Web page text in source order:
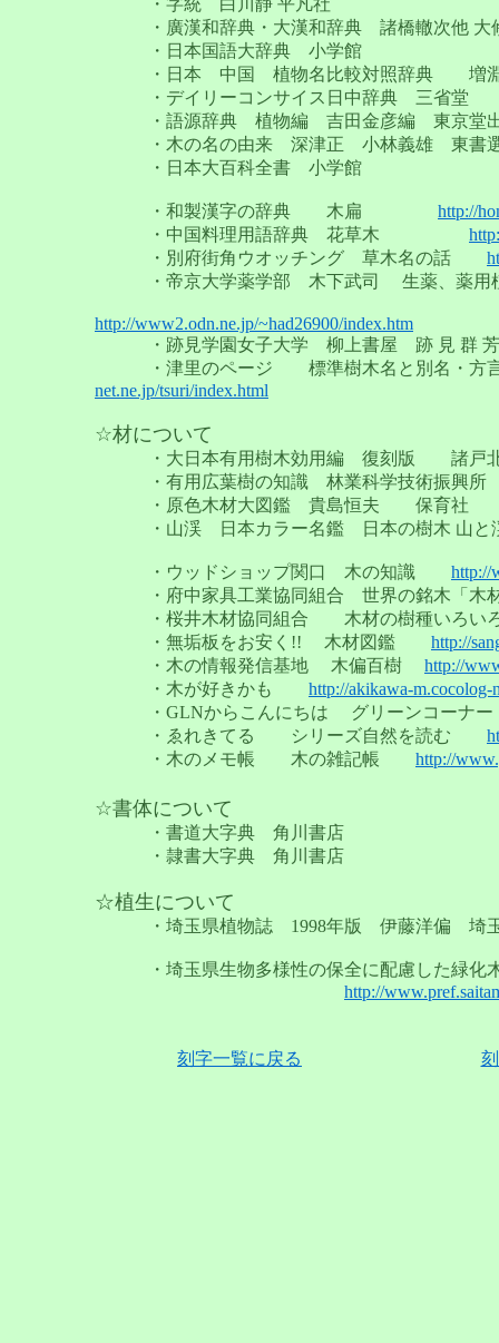
・字統 白川静 平凡社
・廣漢和辞典・大漢和辞典 諸橋轍次他 大
・日本国語大辞典 小学館
・日本 中国 植物名比較対照辞典 増
・デイリーコンサイス日中辞典 三省堂
・語源辞典 植物編 吉田金彦編 東京
・木の名の由来 深津正 小林義雄 東書
・日本大百科全書 小学館
・和製漢字の辞典 木扁 http://
・中国料理用語辞典 花草木
・別府街角ウオッチング 草木名の話
・帝京大学薬学部 木下武司 生薬、薬用
http://www2.odn.ne.jp/~had26900/index.htm
・跡見学園女子大学 柳上書屋 跡
・津里のページ 標準樹木名と別名
net.ne.jp/tsuri/index.html
☆材について
・大日本有用樹木効用編 復刻版 諸戸北
・有用広葉樹の知識 林業科学技術振興所
・原色木材大図鑑 貴島恒夫 保育社
・山渓 日本カラー名鑑 日本の樹木
・ウッドショップ関口 木の知識 http://
・府中家具工業協同組合 世界の銘木「木
・桜井木材協同組合 木材の樹種いろ
・無垢板をお安く!! 木材図鑑 http://
・木の情報発信基地 木偏百樹 http://
・木が好きかも http://akikawa-
・GLNからこんにちは グリーンコー
・ゑれきてる シリーズ自然を読む
・木のメモ帳 木の雑記帳 http://
☆書体について
・書道大字典 角川書店
・隷書大字典 角川書店
☆植生について
・埼玉県植物誌 1998年版 伊藤洋偏 埼玉
・埼玉県生物多様性の保全に配慮した緑化
http://
刻字一覧に戻る